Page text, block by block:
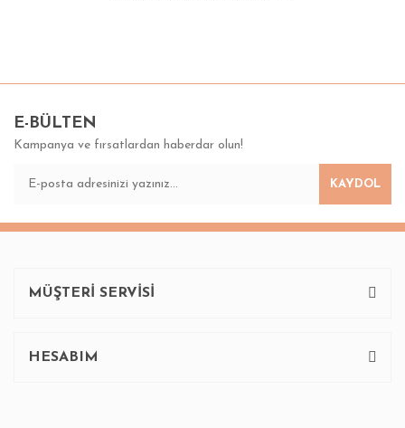
Yorum Yaz
konularda yetersiz gördüğünüz noktaları öneri formunu
Görüş ve önerileriniz için teşekkür ederiz.
Ürün açıklamasında eksik bilgiler bulunuyor.
E-BÜLTEN
Kampanya ve fırsatlardan haberdar olun!
KAYDOL
MÜŞTERİ SERVİSİ
HESABIM